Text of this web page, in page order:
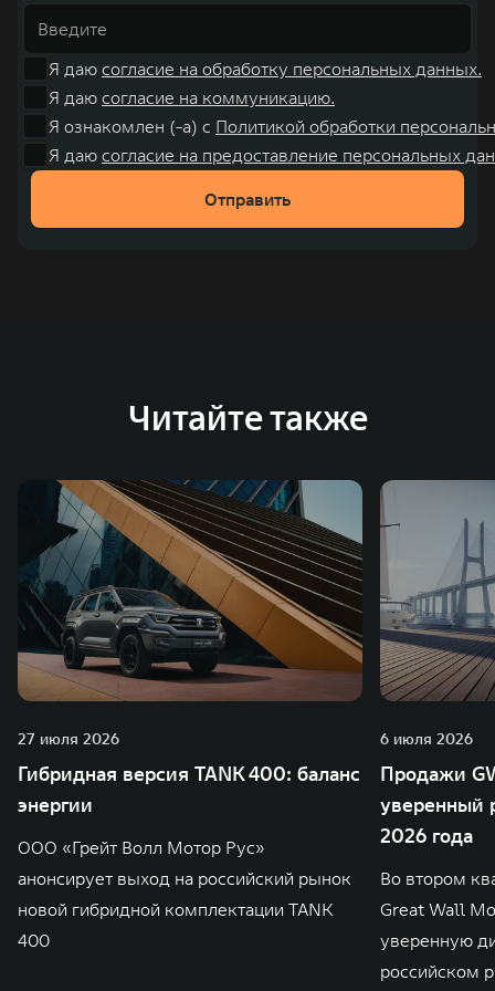
Я даю согласие на обработку персональных данных.
Я даю согласие на коммуникацию.
Я ознакомлен (-а) с Политикой обработки
Я даю согласие на предоставление персональных
Отправить
Читайте также
27 июля 2026
Гибридная версия TANK 400: баланс
энергии
ООО «Грейт Волл Мотор Рус»
анонсирует выход на российский рынок
новой гибридной комплектации TANK
400
6 июля 2026
Продажи
уверенный
2026 года
Во втором
Great Wall
уверенную
российском